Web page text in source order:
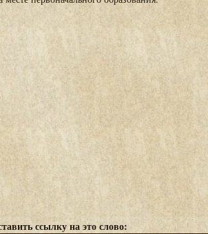
ссылку на это слово: